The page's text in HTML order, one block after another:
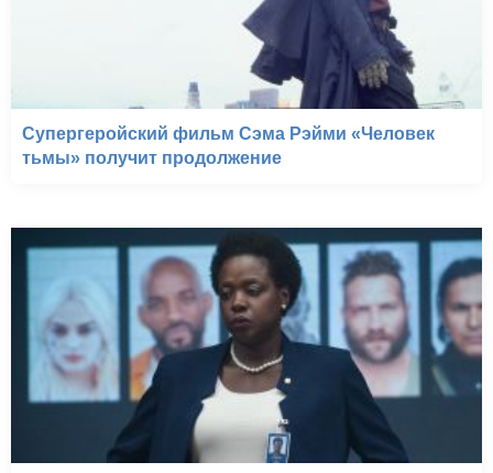
Супергеройский фильм Сэма Рэйми «Человек
тьмы» получит продолжение